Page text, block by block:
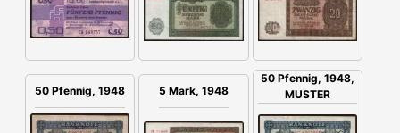
50 Pfennig, 1948 5 Mark, 1948
50 Pfennig, 1948,
MUSTER